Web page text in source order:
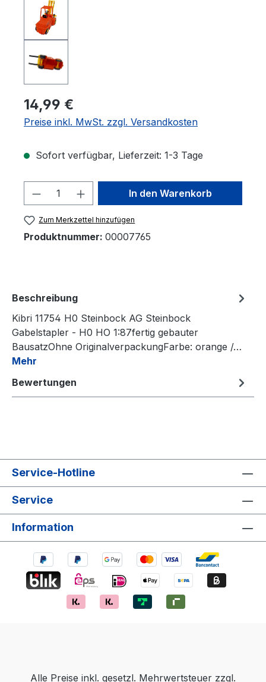
14,99 €
Preise inkl. MwSt. zzgl. Versandkosten
Sofort verfügbar, Lieferzeit: 1-3 Tage
Produkt Anzahl: Gib den
In den Warenkorb
Zum Merkzettel hinzufügen
Produktnummer: 00007765
Beschreibung
Kibri 11754 H0 Steinbock AG Steinbock
Gabelstapler - H0 HO 1:87fertig gebauter
BausatzOhne OriginalverpackungFarbe: orange /…
Mehr
Bewertungen
Service-Hotline
Service
Information
Alle Preise inkl. gesetzl. Mehrwertsteuer zzgl.